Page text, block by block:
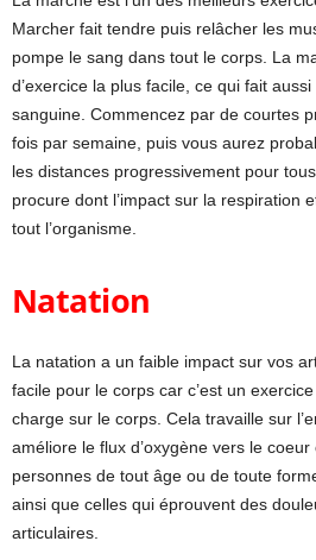
Marcher fait tendre puis relâcher les
pompe le sang dans tout le corps. La
d’exercice la plus facile, ce qui fait
sanguine. Commencez par de courtes
fois par semaine, puis vous aurez
les distances progressivement pour
procure dont l’impact sur la respiration
tout l’organisme.
Natation
La natation a un faible impact sur vos
facile pour le corps car c’est un
charge sur le corps. Cela travaille sur
améliore le flux d’oxygène vers le
personnes de tout âge ou de toute
ainsi que celles qui éprouvent des
articulaires.